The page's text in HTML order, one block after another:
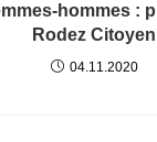
hommes :
Rodez Citoyen
04.11.2020